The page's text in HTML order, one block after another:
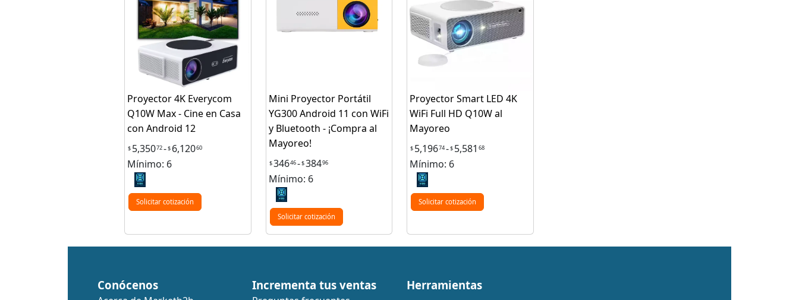
Proyector 4K Everycom
Q10W Max - Cine en Casa
con Android 12
$ 5,35072-$ 6,12060
Mínimo: 6
Solicitar cotización
Mini Proyector Portátil
YG300 Android 11 con WiFi
y Bluetooth - ¡Compra al
Mayoreo!
$34646-$38496
Mínimo: 6
Solicitar cotización
Proyector Smart LED 4K
WiFi Full HD Q10W al
Mayoreo
$ 5,19674-$ 5,581 68
Mínimo: 6
Solicitar cotización
Conócenos Incrementa tus ventas Herramientas